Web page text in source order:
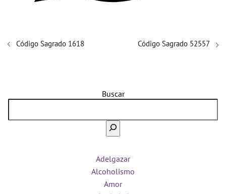
Código Sagrado 1618 Código Sagrado 52557
Buscar
Adelgazar
Alcoholismo
Amor